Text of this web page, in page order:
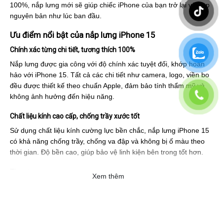
100%, nắp lưng mới sẽ giúp chiếc iPhone của bạn trở lại vẻ đẹp
nguyên bản như lúc ban đầu.
Ưu điểm nổi bật của nắp lưng iPhone 15
Chính xác từng chi tiết, tương thích 100%
Nắp lưng được gia công với độ chính xác tuyệt đối, khớp hoàn
hảo với iPhone 15. Tất cả các chi tiết như camera, logo, viền bo
đều được thiết kế theo chuẩn Apple, đảm bảo tính thẩm mỹ và
không ảnh hưởng đến hiệu năng.
Chất liệu kính cao cấp, chống trầy xước tốt
Sử dụng chất liệu kính cường lực bền chắc, nắp lưng iPhone 15
có khả năng chống trầy, chống va đập và không bị ố màu theo
thời gian. Độ bền cao, giúp bảo vệ linh kiện bên trong tốt hơn.
Thay thế dễ dàng, tiết kiệm chi phí
Xem thêm